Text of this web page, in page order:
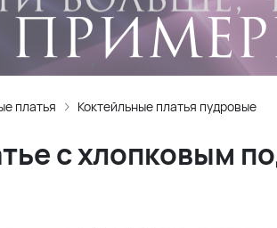
платья Коктейльные платья пудровые
с хлопковым